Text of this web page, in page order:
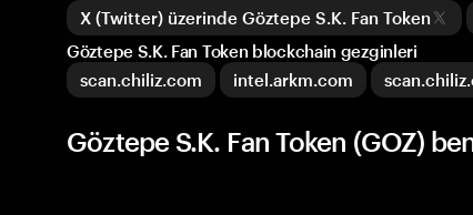
X (Twitter) üzerinde Göztepe S.K. Fan Token
Göztepe S.K. Fan Token blockchain gezginleri
scan.chiliz.com
intel.arkm.com
Göztepe S.K. Fan Token (GOZ)